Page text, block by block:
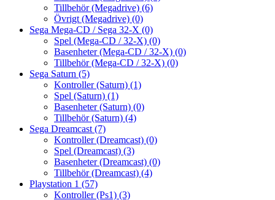
Tillbehör (Megadrive) (6)
Övrigt (Megadrive) (0)
Sega Mega-CD / Sega 32-X (0)
Spel (Mega-CD / 32-X) (0)
Basenheter (Mega-CD / 32-X) (0)
Tillbehör (Mega-CD / 32-X) (0)
Sega Saturn (5)
Kontroller (Saturn) (1)
Spel (Saturn) (1)
Basenheter (Saturn) (0)
Tillbehör (Saturn) (4)
Sega Dreamcast (7)
Kontroller (Dreamcast) (0)
Spel (Dreamcast) (3)
Basenheter (Dreamcast) (0)
Tillbehör (Dreamcast) (4)
Playstation 1 (57)
Kontroller (Ps1) (3)